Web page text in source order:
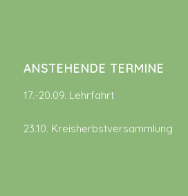
ANSTEHENDE TERMINE
17.-20.09. Lehrfahrt
23.10. Kreisherbstversammlung